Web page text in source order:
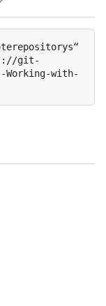
git-
Working-with-